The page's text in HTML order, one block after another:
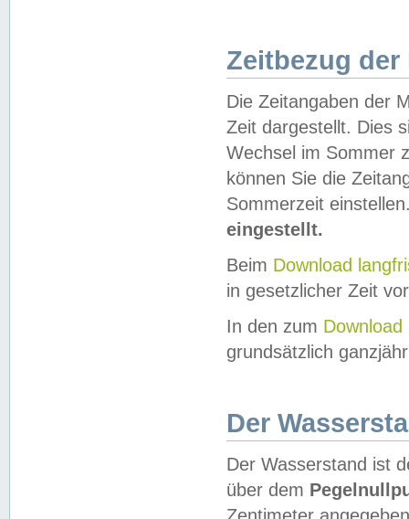
Zeitbezug der
Die Zeitangaben der
Zeit dargestellt. Dies
Wechsel im Sommer
können Sie die
Sommerzeit
eingestellt.
Beim Download
in gesetzlicher Zeit
In den zum Download
grundsätzlich
Der
Der Wasserstand ist
über dem